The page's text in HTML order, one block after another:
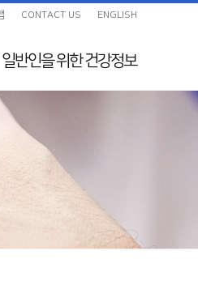
일반인을 위한건강정보
일반인을 위한 건강정보
CONTACT US ENGLISH